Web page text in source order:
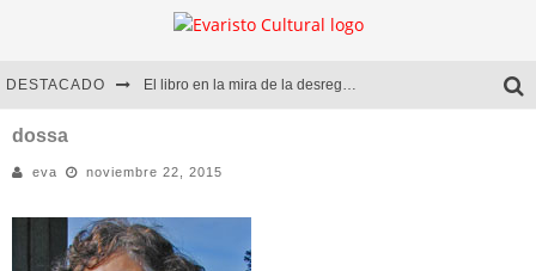
DESTACADO El libro en la mira de la desregulación
Diego Meret | Hotel Acapulco
Alejandra Correa | La nieve
dossa
eva noviembre 22, 2015